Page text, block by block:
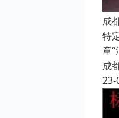
成
特
章
成
23-